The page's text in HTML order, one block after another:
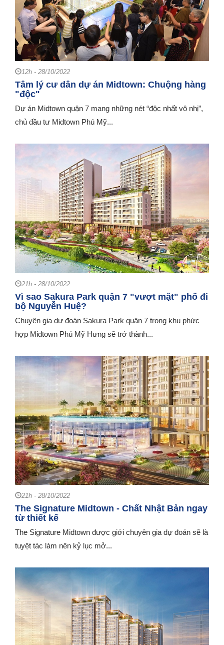
12h - 28/10/2022
Tâm lý cư dân dự án Midtown: Chuộng hàng
"độc"
Dự án Midtown quận 7 mang những nét “độc nhất vô nhị”,
chủ đầu tư Midtown Phú Mỹ...
21h - 28/10/2022
Vì sao Sakura Park quận 7 "vượt mặt" phố đi
bộ Nguyễn Huệ?
Chuyên gia dự đoán Sakura Park quận 7 trong khu phức
hợp Midtown Phú Mỹ Hưng sẽ trở thành...
21h - 28/10/2022
The Signature Midtown - Chất Nhật Bản ngay
từ thiết kế
The Signature Midtown được giới chuyên gia dự đoán sẽ là
tuyệt tác làm nên kỷ lục mở...